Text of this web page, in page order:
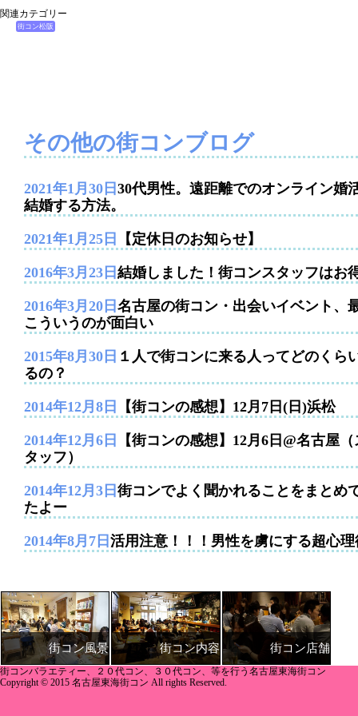
関連カテゴリー
街コン松阪
その他の街コンブログ
2021年1月30日 30代男性。遠距離でのオンライン婚
結婚する方法。
2021年1月25日 【定休日のお知らせ】
2016年3月23日 結婚しました！街コンスタッフはお
2016年3月20日 名古屋の街コン・出会いイベント、
こういうのが面白い
2015年8月30日 １人で街コンに来る人ってどのくら
るの？
2014年12月8日 【街コンの感想】12月7日(日)浜松
2014年12月6日
【街コンの感想】12月6日@名古屋（
タッフ）
2014年12月3日 街コンでよく聞かれることをまとめ
たよー
2014年8月7日 活用注意！！！男性を虜にする超心理
街コン風景 街コン内容 街コン店舗
街コンバラエティー、２０代コン、３０代コン、等を行う名古屋東海街コン
Copyright © 2015 名古屋東海街コン All rights Reserved.